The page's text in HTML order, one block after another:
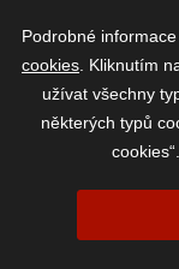
2026 ©www.vase-
Podrobné
cookies . Kliknutím
užívat všechny
některých typů